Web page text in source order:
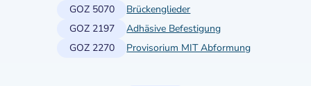
GOZ 5070
Brückenglieder
GOZ 2197
Adhäsive Befestigung
GOZ 2270
Provisorium MIT Abformung